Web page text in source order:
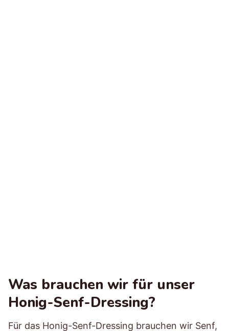
Was brauchen wir für unser
Honig-Senf-Dressing?
Für das Honig-Senf-Dressing brauchen wir Senf,